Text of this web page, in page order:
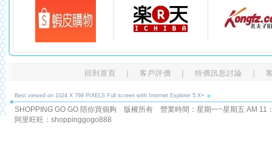
回到首頁 客戶評價 特價訊息討論
Best viewed on 1024 X 768 PIXELS Full screen with Internet Explorer 5.X+
SHOPPING GO GO 陪你買個夠 版權所有 營業時間：星期一~星期五 AM
阿里旺旺：shoppinggogo888